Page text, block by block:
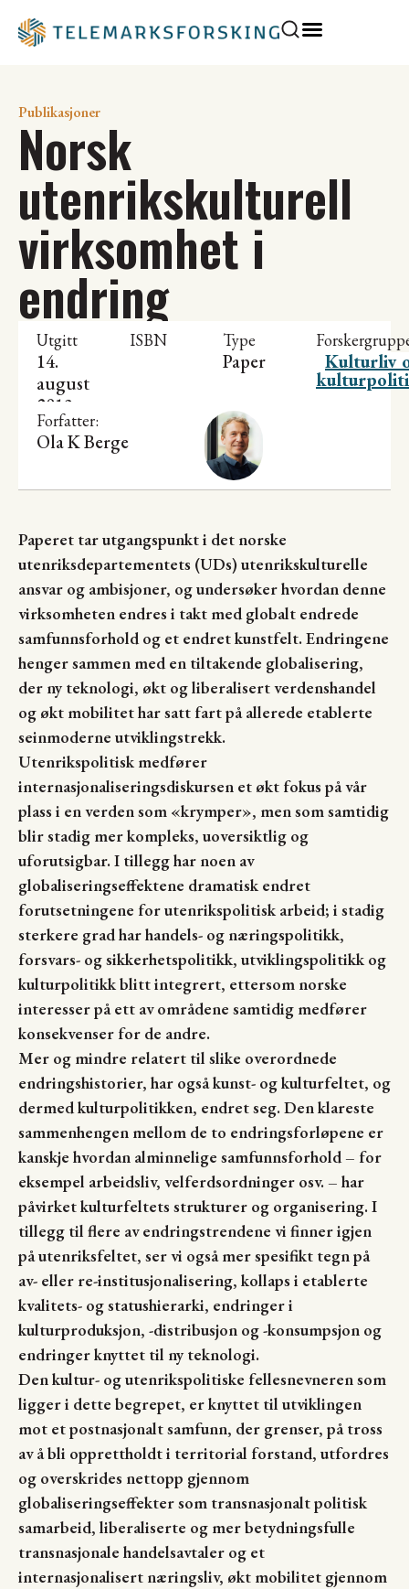
Publikasjoner
Norsk
utenrikskulturell
virksomhet i
endring
Utgitt
14.
august
2013
ISBN Type
Paper Kulturliv
Forfatter:
Ola K Berge
Paperet tar utgangspunkt i det norske
utenriksdepartementets (UDs)utenrikskulturelle
ansvar og ambisjoner, og undersøker hvordan denne
virksomheten endres i takt med globalt endrede
samfunnsforhold og et endret kunstfelt. Endringene
henger sammen med en tiltakende globalisering,
der ny teknologi, økt og liberalisert verdenshandel
og økt mobilitet har satt fart på allerede etablerte
seinmoderne utviklingstrekk.
Utenrikspolitisk medfører
internasjonaliseringsdiskursen et økt fokus på vår
plass i en verden som «krymper», men som samtidig
blir stadig mer kompleks, uoversiktlig og
uforutsigbar. I tillegg har noen av
globaliseringseffektene dramatisk endret
forutsetningene for utenrikspolitisk arbeid; i stadig
sterkere grad har handels- og næringspolitikk,
forsvars- og sikkerhetspolitikk, utviklingspolitikk og
kulturpolitikk blitt integrert, ettersom norske
interesser på ett av områdene samtidig medfører
konsekvenser for de andre.
Mer og mindre relatert til slike overordnede
endringshistorier, har også kunst- og kulturfeltet, og
dermed kulturpolitikken, endret seg. Den klareste
sammenhengen mellom de to endringsforløpene er
kanskje hvordan alminnelige samfunnsforhold – for
eksempel arbeidsliv, velferdsordninger osv. – har
påvirket kulturfeltets strukturer og organisering. I
tillegg til flere av endringstrendene vi finner igjen
på utenriksfeltet, ser vi også mer spesifikt tegn på
av- eller re-institusjonalisering, kollaps i etablerte
kvalitets- og statushierarki, endringer i
kulturproduksjon, -distribusjon og -konsumpsjon og
endringer knyttet til ny teknologi.
Den kultur- og utenrikspolitiske fellesnevneren som
ligger i dette begrepet, er knyttet til utviklingen
mot et postnasjonalt samfunn, der grenser, på tross
av å bli opprettholdt i territorial forstand, utfordres
og overskrides nettopp gjennom
globaliseringseffekter som transnasjonalt politisk
samarbeid, liberaliserte og mer betydningsfulle
transnasjonale handelsavtaler og et
internasjonalisert næringsliv, økt mobilitet gjennom